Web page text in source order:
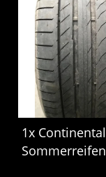
1x Continental
Sommerreifen